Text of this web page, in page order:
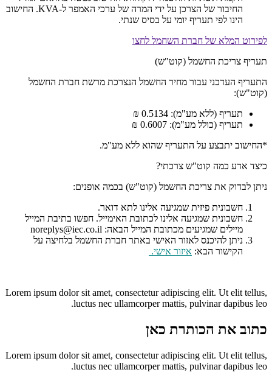
החיבור של הצרכן על ידי המרה של ערכי האמפר ל-KVA. החישוב
הינו לפי תעריף יומי על בסיס שנתי.
לפירוט המלא של חברת השחמל לחצו
תעריף צריכת החשמל (קוט"ש)
התעריף העדכני עבור מחיר החשמל הנצרכת מרשת חברת החשמל
(קוט"ש):
תעריף (ללא מע"מ): 0.5134 ₪
תעריף (כולל מע"מ): 0.6007 ₪
*החישוב יתבצע על התעריף שהוא ללא מע"מ.
כיצד אדע כמה קוט"ש צרכתי?
ניתן לבדוק את צריכת החשמל (קוט"ש) בכמה אופנים:
חשבונית פיזית שמגיעה אלינו לתא דואר.
חשבונית שמגיעה אלינו לכתובת האימייל. חפשו בתיבת המייל
מיילים שמגיעים מכתובת המייל הבאה: noreplys@iec.co.il
ניתן להיכנס לאזור האישי באתר חברת החשמל בלחיצה על
הקישור הבא: איזור אישי.
Lorem ipsum dolor sit amet, consectetur adipiscing elit. Ut elit tellus,
luctus nec ullamcorper mattis, pulvinar dapibus leo.
כתוב את הכותרת כאן
Lorem ipsum dolor sit amet, consectetur adipiscing elit. Ut elit tellus,
luctus nec ullamcorper mattis, pulvinar dapibus leo.